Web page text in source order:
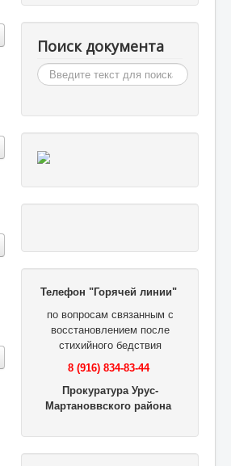
Поиск документа
Искать...
Телефон "Горячей линии"
по вопросам связанным с
восстановлением после
стихийного бедствия
8 (916) 834-83-44
Прокуратура Урус-
Мартановвского района